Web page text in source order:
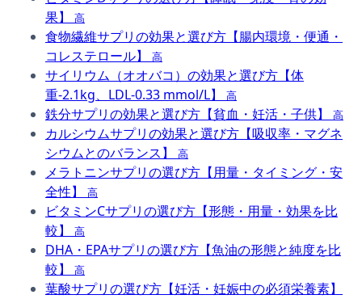
果】
高
食物繊維サプリの効果と選び方【腸内環境・便通・
コレステロール】
高
サイリウム（オオバコ）の効果と選び方【体
重-2.1kg、LDL-0.33 mmol/L】
高
鉄分サプリの効果と選び方【貧血・妊活・子供】 高
カルシウムサプリの効果と選び方【吸収率・マグネ
シウムとのバランス】
高
メラトニンサプリの選び方【用量・タイミング・安
全性】
高
ビタミンCサプリの選び方【形態・用量・効果を比
較】
高
DHA・EPAサプリの選び方【魚油の形態と純度を比
較】
高
葉酸サプリの選び方【妊活・妊娠中の必須栄養素】